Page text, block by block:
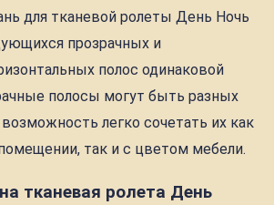
для тканевой ролеты День Ночь
прозрачных и
полос одинаковой
полосы могут быть разных
легко сочетать их как
так и с цветом мебели.
тканевая ролета День